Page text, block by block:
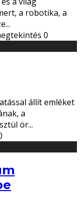
a robotika, a
...
0
állít emléket
a
ör...